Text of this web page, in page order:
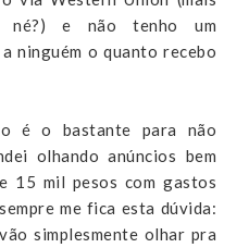
né?) e não tenho um
ninguém o quanto recebo
é o bastante para não
olhando anúncios bem
15 mil pesos com gastos
me fica esta dúvida:
simplesmente olhar pra